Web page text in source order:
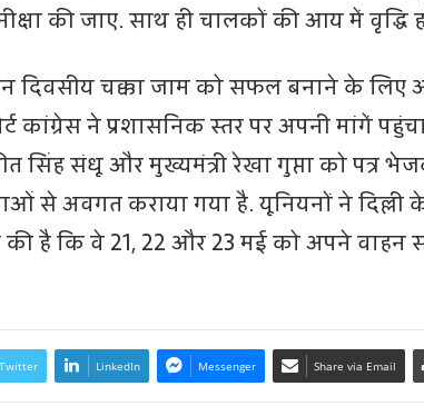
की जाए. साथ ही चालकों की आय में वृद्धि
दिवसीय चक्का जाम को सफल बनाने के लिए
कांग्रेस ने प्रशासनिक स्तर पर अपनी मांगें
सिंह संधू और मुख्यमंत्री रेखा गुप्ता को पत्र
से अवगत कराया गया है. यूनियनों ने
है कि वे 21, 22 और 23 मई को अपने वाहन
Twitter LinkedIn Messenger Share via Email